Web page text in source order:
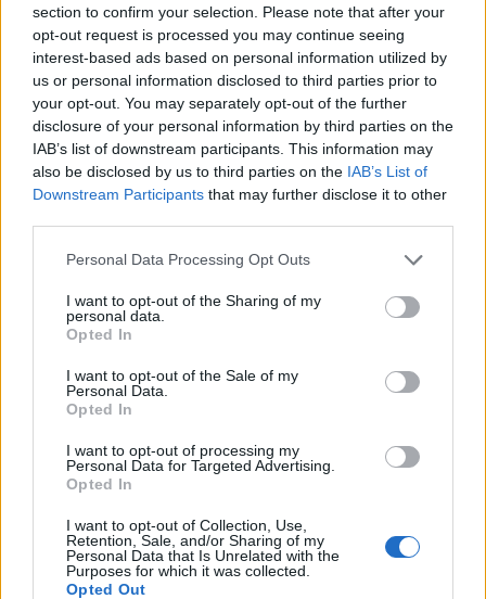
section to confirm your selection. Please note that after your
opt-out request is processed you may continue seeing
interest-based ads based on personal information utilized by
us or personal information disclosed to third parties prior to
your opt-out. You may separately opt-out of the further
disclosure of your personal information by third parties on the
IAB’s list of downstream participants. This information may
also be disclosed by us to third parties on the IAB’s List of
Downstream Participants that may further disclose it to other
Personal Data Processing Opt Outs
I want to opt-out of the Sharing of my
personal data.
Opted In
I want to opt-out of the Sale of my
Personal Data.
Opted In
I want to opt-out of processing my
Personal Data for Targeted Advertising.
Opted In
I want to opt-out of Collection, Use,
Retention, Sale, and/or Sharing of my
Personal Data that Is Unrelated with the
Purposes for which it was collected.
Opted Out
0 - 0
Squalificato 0 - 0%
Infortunato 0 - 0
Inutilizzato 1 - 2%
Scarica riepilogo
stagionale
Giornata Entrato Bonus/Malus
SPA 1-0 PAR
PAR 1-2 JUV
INT 0-1 PAR